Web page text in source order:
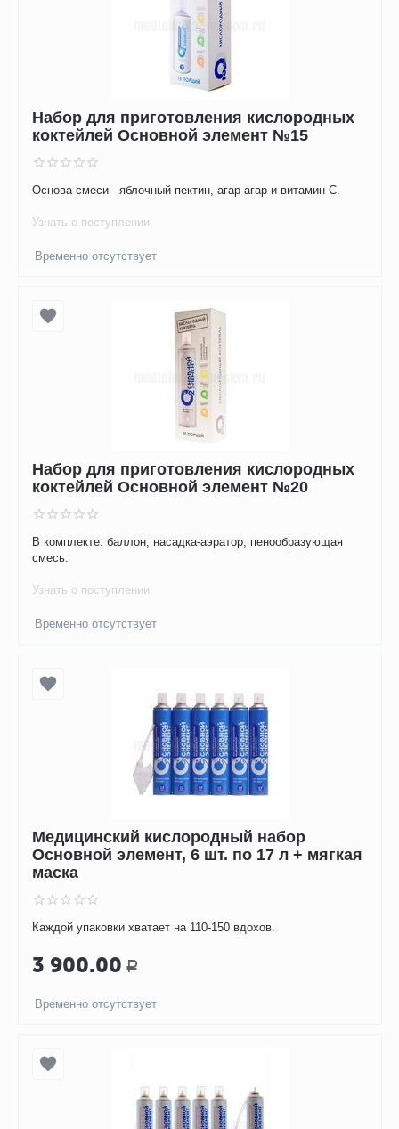
Набор для приготовления кислородных
коктейлей Основной элемент №15
Основа смеси - яблочный пектин, агар-агар и витамин С.
Узнать о поступлении
Временно отсутствует
Набор для приготовления кислородных
коктейлей Основной элемент №20
В комплекте: баллон, насадка-аэратор, пенообразующая
смесь.
Узнать о поступлении
Временно отсутствует
Медицинский кислородный набор
Основной элемент, 6 шт. по 17 л + мягкая
маска
Каждой упаковки хватает на 110-150 вдохов.
3 900.00 Р
Временно отсутствует